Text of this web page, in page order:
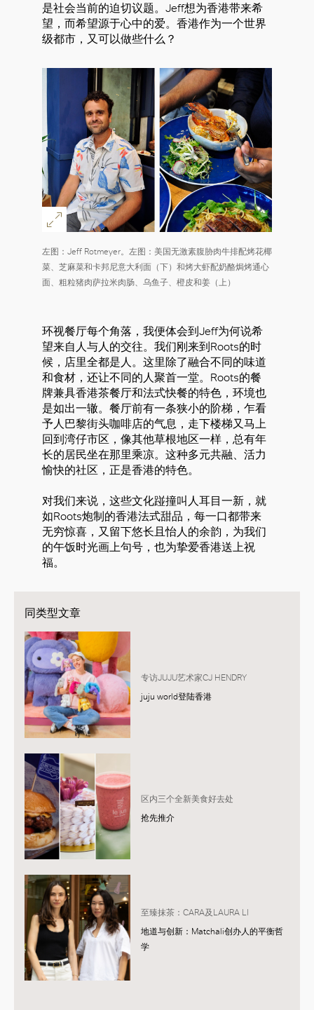
是社会当前的迫切议题。Jeff想为香港带来希
望，而希望源于心中的爱。香港作为一个世界
级都市，又可以做些什么？
左图：Jeff Rotmeyer。左图：美国无激素腹胁肉牛排配烤花椰
菜、芝麻菜和卡邦尼意大利面（下）和烤大虾配奶酪焗烤通心
面、粗粒猪肉萨拉米肉肠、乌鱼子、橙皮和姜（上）
环视餐厅每个角落，我便体会到Jeff为何说希
望来自人与人的交往。我们刚来到Roots的时
候，店里全都是人。这里除了融合不同的味道
和食材，还让不同的人聚首一堂。Roots的餐
牌兼具香港茶餐厅和法式快餐的特色，环境也
是如出一辙。餐厅前有一条狭小的阶梯，乍看
予人巴黎街头咖啡店的气息，走下楼梯又马上
回到湾仔市区，像其他草根地区一样，总有年
长的居民坐在那里乘凉。这种多元共融、活力
愉快的社区，正是香港的特色。
对我们来说，这些文化踫撞叫人耳目一新，就
如Roots炮制的香港法式甜品，每一口都带来
无穷惊喜，又留下悠长且怡人的余韵，为我们
的午饭时光画上句号，也为挚爱香港送上祝
福。
同类型文章
专访JUJU艺术家CJ HENDRY
juju world登陆香港
区内三个全新美食好去处
抢先推介
至臻抹茶：CARA及LAURA LI
地道与创新：Matchali创办人的平衡哲
学